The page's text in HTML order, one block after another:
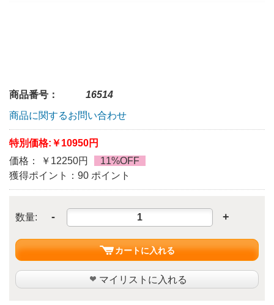
商品番号：
16514
商品に関するお問い合わせ
特別価格: ￥10950円
価格： ￥12250円
11%OFF
獲得ポイント：90 ポイント
数量: - +
カートに入れる
マイリストに入れる